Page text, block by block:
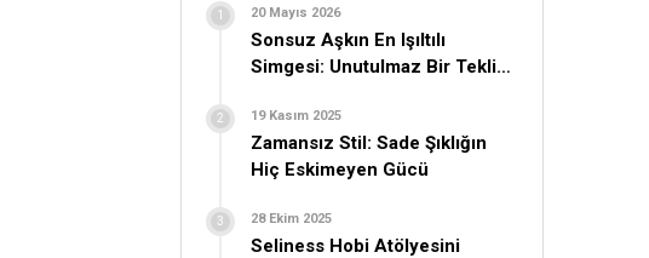
20 Mayıs 2026
Sonsuz Aşkın En Işıltılı
Simgesi: Unutulmaz Bir Teklif
19 Kasım 2025
Zamansız Stil: Sade Şıklığın
Hiç Eskimeyen Gücü
28 Ekim 2025
Seliness Hobi Atölyesini